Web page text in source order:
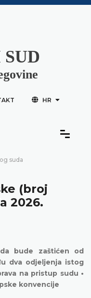
SUD
HR
suda
(broj
2026.
bude zaštićen od
dva odjeljenja istog
na pristup sudu •
konvencije